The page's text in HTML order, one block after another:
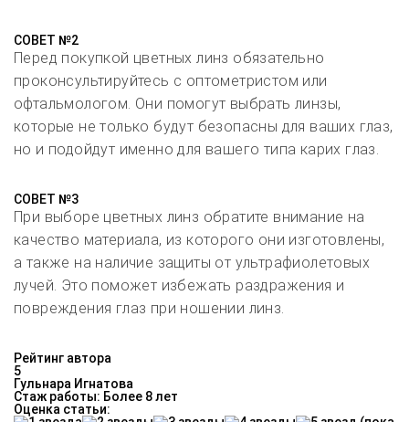
СОВЕТ №2
Перед покупкой цветных линз обязательно
проконсультируйтесь с оптометристом или
офтальмологом. Они помогут выбрать линзы,
которые не только будут безопасны для ваших глаз,
но и подойдут именно для вашего типа карих глаз.
СОВЕТ №3
При выборе цветных линз обратите внимание на
качество материала, из которого они изготовлены,
а также на наличие защиты от ультрафиолетовых
лучей. Это поможет избежать раздражения и
повреждения глаз при ношении линз.
Рейтинг автора
5
Гульнара Игнатова
Стаж работы: Более 8 лет
Оценка статьи: